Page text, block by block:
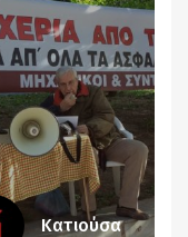
Κατιούσα